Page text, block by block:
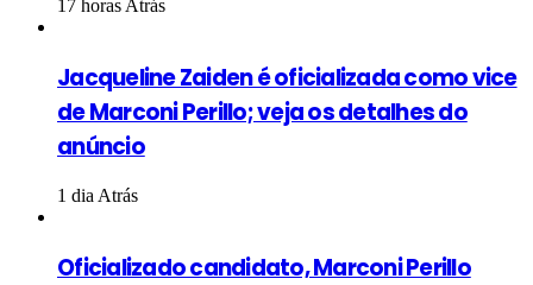
17 horas Atrás
Jacqueline Zaiden é oficializada como vice
de Marconi Perillo; veja os detalhes do
anúncio
1 dia Atrás
Oficializado candidato, Marconi Perillo